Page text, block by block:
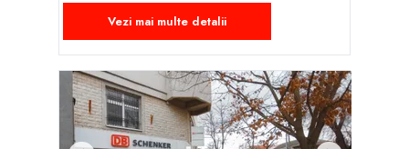
Vezi mai multe detalii